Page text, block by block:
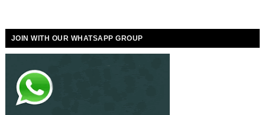
JOIN WITH OUR WHATSAPP GROUP